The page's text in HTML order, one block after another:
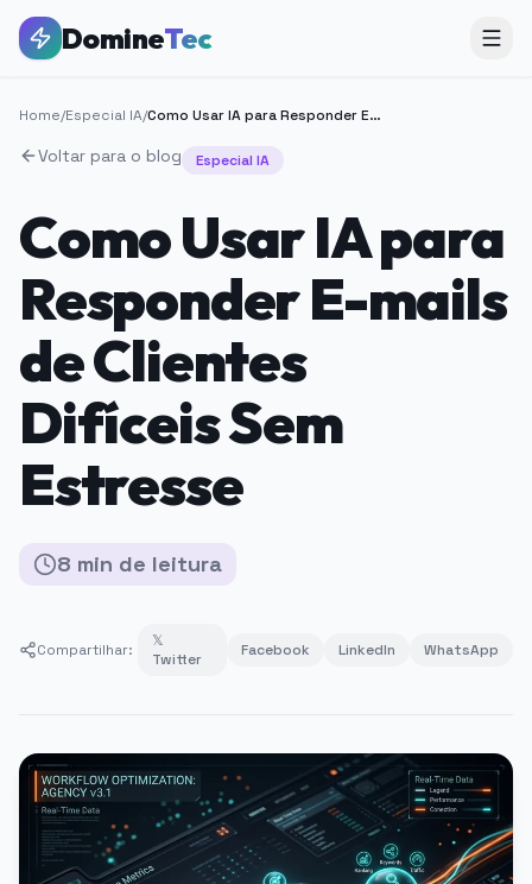
DomineTec
Home/Especial IA/ Como Usar IA para Responder E-mails de Clientes Difíceis Sem Estresse
Voltar para o blog Especial IA
Como Usar IA para
Responder E-mails
de Clientes
Difíceis Sem
Estresse
8 min de leitura
Compartilhar:
𝕏
Twitter
Facebook LinkedIn WhatsApp